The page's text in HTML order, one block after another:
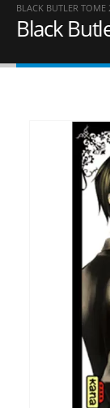
BLACK BUTLER TOME
Black